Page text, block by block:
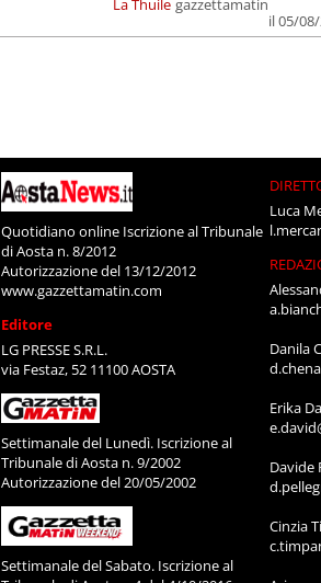
il 05/
Quotidiano online Iscrizione al Tribunale
di Aosta n. 8/2012
Autorizzazione del 13/12/2012
www.gazzettamatin.com
Editore
LG PRESSE S.R.L.
via Festaz, 52 11100 AOSTA
Settimanale del Lunedì. Iscrizione al
Tribunale di Aosta n. 9/2002
Autorizzazione del 20/05/2002
Settimanale del Sabato. Iscrizione al
Luca
Danila
Erika
Davide
Cinzia